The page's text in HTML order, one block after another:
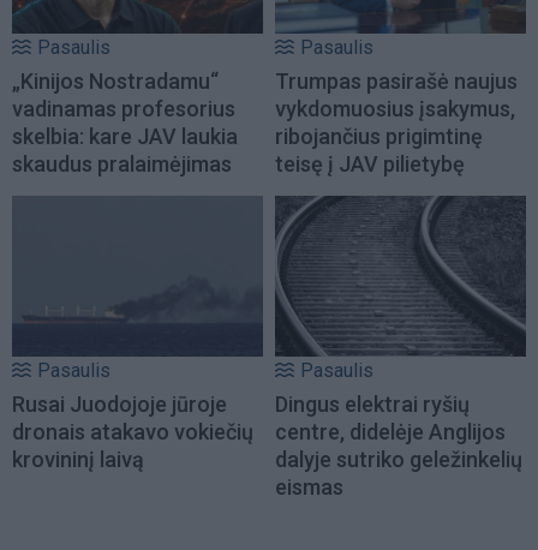
Pasaulis
„Kinijos Nostradamu“
vadinamas profesorius
skelbia: kare JAV laukia
skaudus pralaimėjimas
Pasaulis
Trumpas pasirašė naujus
vykdomuosius įsakymus,
ribojančius prigimtinę
teisę į JAV pilietybę
Pasaulis
Rusai Juodojoje jūroje
dronais atakavo vokiečių
krovininį laivą
Pasaulis
Dingus elektrai ryšių
centre, didelėje Anglijos
dalyje sutriko geležinkelių
eismas